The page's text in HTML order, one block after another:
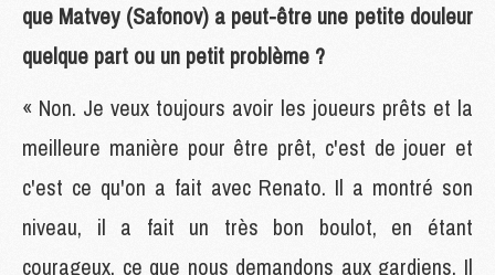
que Matvey (Safonov) a peut-être une petite douleur
quelque part ou un petit problème ?
« Non. Je veux toujours avoir les joueurs prêts et la
meilleure manière pour être prêt, c'est de jouer et
c'est ce qu'on a fait avec Renato. Il a montré son
niveau, il a fait un très bon boulot, en étant
courageux, ce que nous demandons aux gardiens. Il